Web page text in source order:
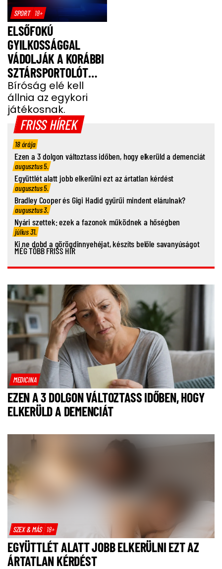
SPORT 18+
ELSŐFOKÚ
GYILKOSSÁGGAL
VÁDOLJÁK A KORÁBBI
SZTÁRSPORTOLÓT
BARÁTNŐJE TRAGIKUS
HALÁLA MIATT
Bíróság elé kell
állnia az egykori
játékosnak.
FRISS HÍREK
18 órája
Ezen a 3 dolgon változtass időben, hogy elkerüld a demenciát
augusztus 5.
Együttlét alatt jobb elkerülni ezt az ártatlan kérdést
augusztus 5.
Bradley Cooper és Gigi Hadid gyűrűi mindent elárulnak?
augusztus 3.
Nyári szettek: ezek a fazonok működnek a hőségben
július 31.
Ki ne dobd a görögdinnyehéjat, készíts belőle savanyúságot
MÉG TÖBB FRISS HÍR
MEDICINA
EZEN A 3 DOLGON VÁLTOZTASS IDŐBEN, HOGY
ELKERÜLD A DEMENCIÁT
SZEX & MÁS 18+
EGYÜTTLÉT ALATT JOBB ELKERÜLNI EZT AZ
ÁRTATLAN KÉRDÉST